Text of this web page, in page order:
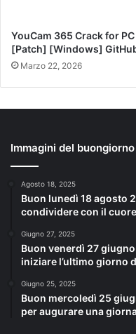
YouCam 365 Crack for PC
[Patch] [Windows]
Marzo 22, 2026
Immagini del buongiorno
Agosto 18, 2025
Buon lunedì 18 agosto
condividere con il cuore
Giugno 27, 2025
Buon venerdì 27
iniziare l’ultimo giorno
Giugno 25, 2025
Buon mercoledì 25
per augurare una